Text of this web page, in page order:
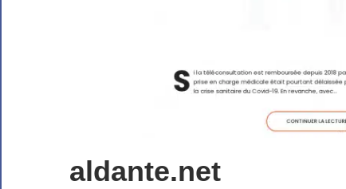
aldante.net